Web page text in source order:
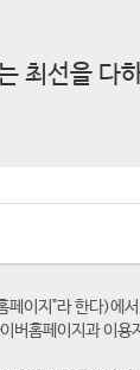
최선을 다